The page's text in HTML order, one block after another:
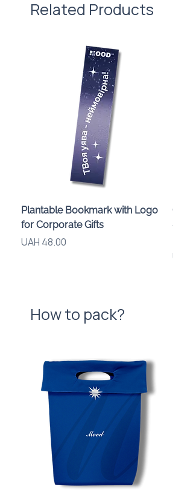
Related Products
Plantable Bookmark with Logo
for Corporate Gifts
Price
UAH 48.00
Price
UAH
How to pack?